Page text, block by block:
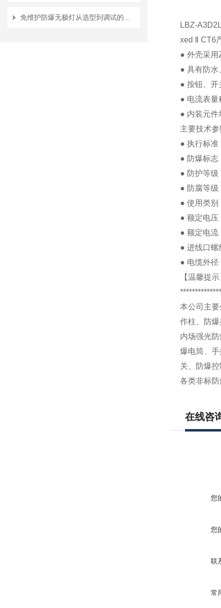
LBZ-
xed
CT6
● 外壳采用
● 具有防水
● 按钮、开
● 电流表量
● 内装元件
主要技术参
● 执行标准
● 防爆标志
● 防护等级
● 防腐等级
● 使用类别
● 额定电压
● 额定电流
● 进线口螺
● 电缆外径
【温馨提
本公司主
作柱、防
内场强光
爆电筒、
关、防爆
各类非标
在线咨
您
您
联
常